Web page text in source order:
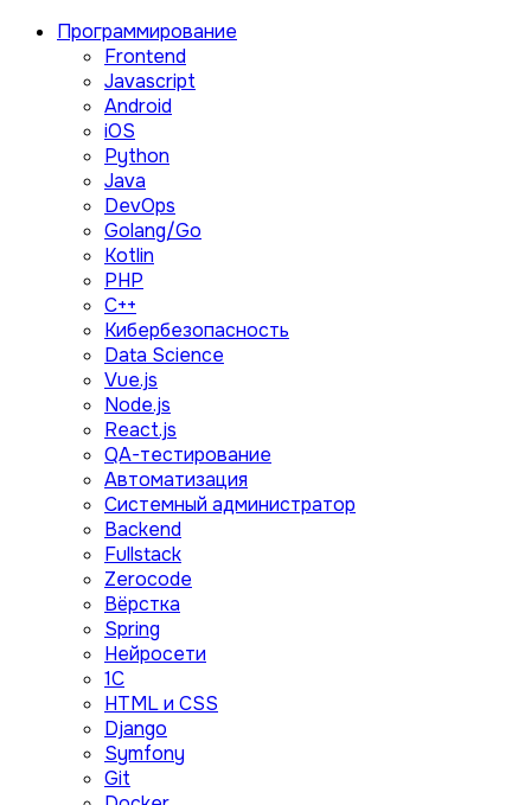
Программирование
Frontend
Javascript
Android
iOS
Python
Java
DevOps
Golang/Go
Kotlin
PHP
C++
Кибербезопасность
Data Science
Vue.js
Node.js
React.js
QA-тестирование
Автоматизация
Системный администратор
Backend
Fullstack
Zerocode
Вёрстка
Spring
Нейросети
1C
HTML и CSS
Django
Symfony
Git